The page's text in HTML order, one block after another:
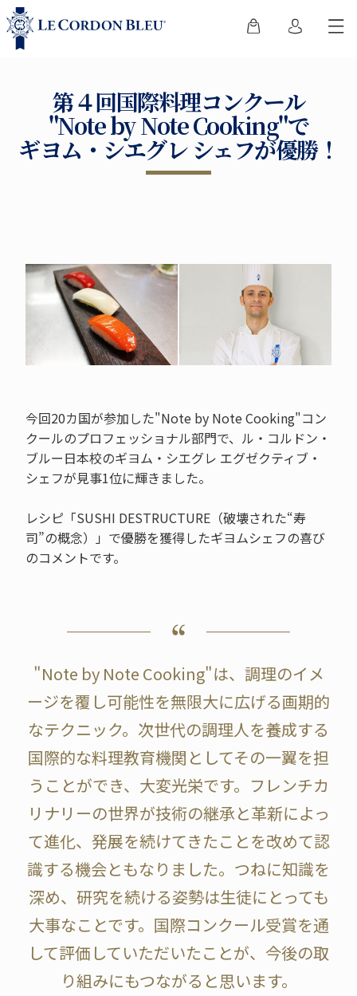
第４回国際料理コンクール
"Note by Note Cooking"で
ギヨム・シエグレ シェフが優勝！
今回20カ国が参加した"Note by Note Cooking"コン
クールのプロフェッショナル部門で、ル・コルドン・
ブルー日本校のギヨム・シエグレ エグゼクティブ・
シェフが見事1位に輝きました。
レシピ「SUSHI DESTRUCTURE（破壊された“寿
司”の概念）」で優勝を獲得したギヨムシェフの喜び
のコメントです。
"Note by Note Cooking"は、調理のイメ
ージを覆し可能性を無限大に広げる画期的
なテクニック。次世代の調理人を養成する
国際的な料理教育機関としてその一翼を担
うことができ、大変光栄です。フレンチカ
リナリーの世界が技術の継承と革新によっ
て進化、発展を続けてきたことを改めて認
識する機会ともなりました。つねに知識を
深め、研究を続ける姿勢は生徒にとっても
大事なことです。国際コンクール受賞を通
して評価していただいたことが、今後の取
り組みにもつながると思います。